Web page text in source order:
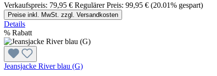
Verkaufspreis: 79,95 € Regulärer Preis: 99,95 € (20.01% gespart)
Preise inkl. MwSt. zzgl. Versandkosten
Details
% Rabatt
Jeansjacke River blau (G)